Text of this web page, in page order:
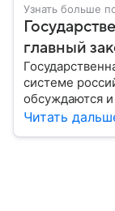
Узнать больше
главный
системе
обсуждаются
определяющие
Разбираемся,
Читать